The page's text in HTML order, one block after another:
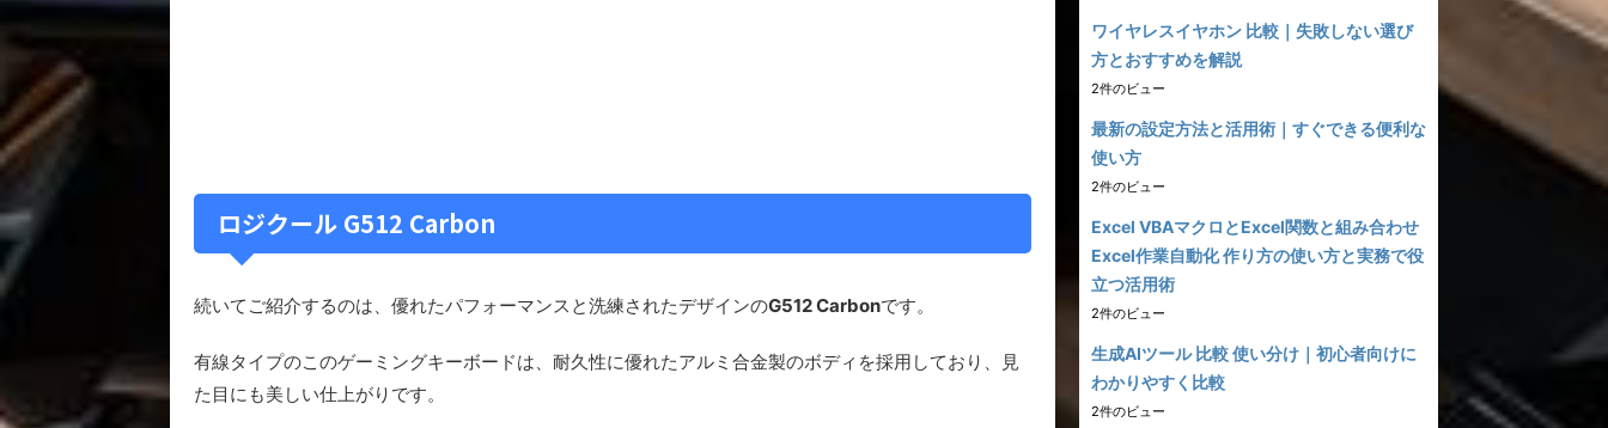
ロジクール G512 Carbon
続いてご紹介するのは、優れたパフォーマンスと洗練されたデザインのG512 Carbonです。
有線タイプのこのゲーミングキーボードは、耐久性に優れたアルミ合金製のボディを採用しており、見
た目にも美しい仕上がりです。
ワイヤレスイヤホン 比較｜失敗しない選び
方とおすすめを解説
2件のビュー
最新の設定方法と活用術｜すぐできる便利な
使い方
2件のビュー
Excel VBAマクロとExcel関数と組み合わせ
Excel作業自動化 作り方の使い方と実務で役
立つ活用術
2件のビュー
生成AIツール 比較 使い分け｜初心者向けに
わかりやすく比較
2件のビュー